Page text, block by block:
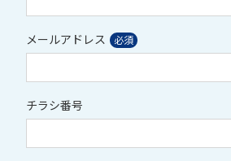
メールアドレス
チラシ番号